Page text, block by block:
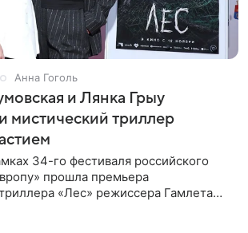
Анна Гоголь
и Лянка Грыу
мистический триллер
34-го фестиваля российского
прошла премьера
«Лес» режиссера Гамлета